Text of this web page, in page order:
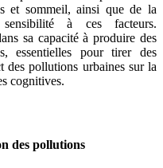
et sommeil, ainsi que de la
à ces facteurs.
sa capacité à produire des
essentielles pour tirer des
des pollutions urbaines sur la
cognitives.
des pollutions